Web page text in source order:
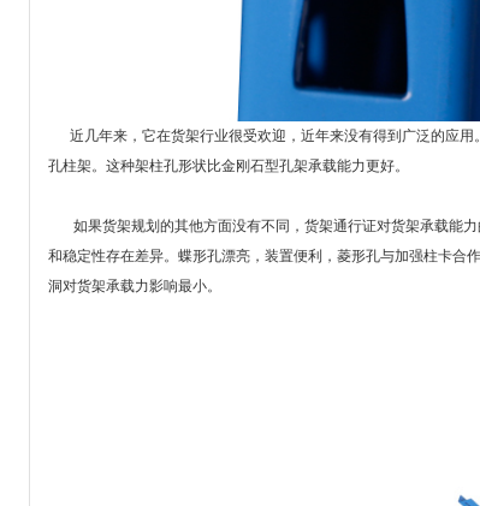
近几年来，它在货架行业很受欢迎，近年来没有得到广泛的应用
孔柱架。这种架柱孔形状比金刚石型孔架承载能力更好。
如果货架规划的其他方面没有不同，货架通行证对货架承载能
和稳定性存在差异。蝶形孔漂亮，装置便利，菱形孔与加强柱卡合
洞对货架承载力影响最小。